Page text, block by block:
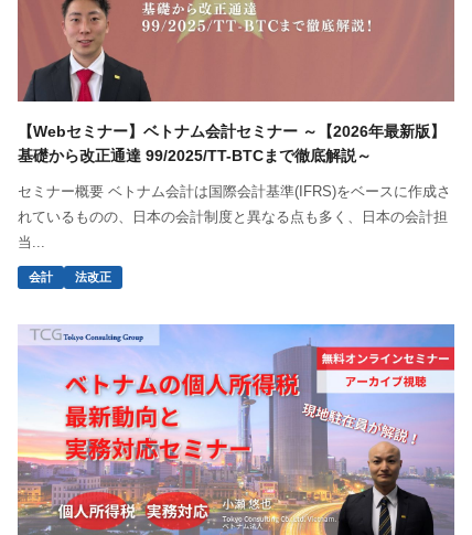
【Webセミナー】ベトナム会計セミナー ～【2026年最新版】
基礎から改正通達 99/2025/TT-BTCまで徹底解説～
セミナー概要 ベトナム会計は国際会計基準(IFRS)をベースに作成さ
れているものの、日本の会計制度と異なる点も多く、日本の会計担
当...
会計 法改正